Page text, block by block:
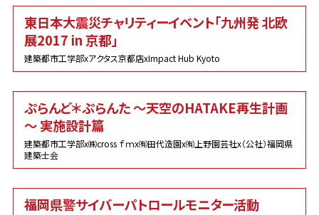
東日本大震災チャリティーイベント「九州発 北欧
展2017 in 京都」
建築都市工学部xアクタス京都店xImpact Hub Kyoto
ぷらんど＊ぷらんた ～天空のHATAKE再生計画
～ 実施設計篇
建築都市工学部x㈱cross ｆｍx㈲田代造園x㈲上野園芸社x（公社）福岡県
建築士会
福岡県警サイバーパトロールモニター活動